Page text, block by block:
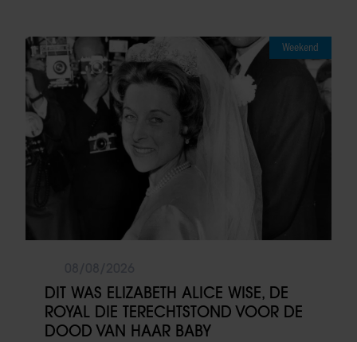
Weekend
DIT WAS ELIZABETH ALICE WISE, DE
ROYAL DIE TERECHTSTOND VOOR DE
DOOD VAN HAAR BABY